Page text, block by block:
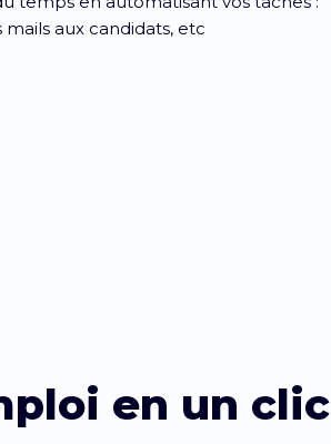
mails aux candidats, etc
en un clic